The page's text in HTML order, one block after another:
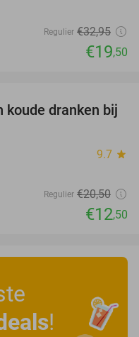
Regulier €32,95
€19,50
39%
koude dranken bij
9.7 star
Regulier €20,50
€12,50
!